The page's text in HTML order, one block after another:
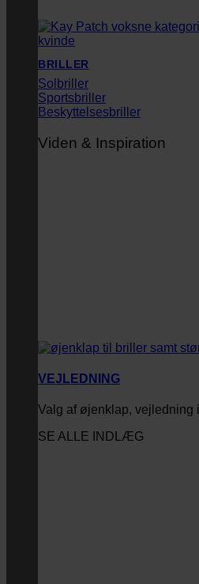
BRILLER
Solbriller
Sportsbriller
Beskyttelsesbriller
Viden & Inspiration
VEJLEDNING
Valg af øjenklap, vejledning
SE ALLE INDLÆG